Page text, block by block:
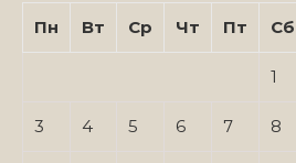
Пн
Вт Ср Чт Пт Сб
1
3 4 5 6 7 8